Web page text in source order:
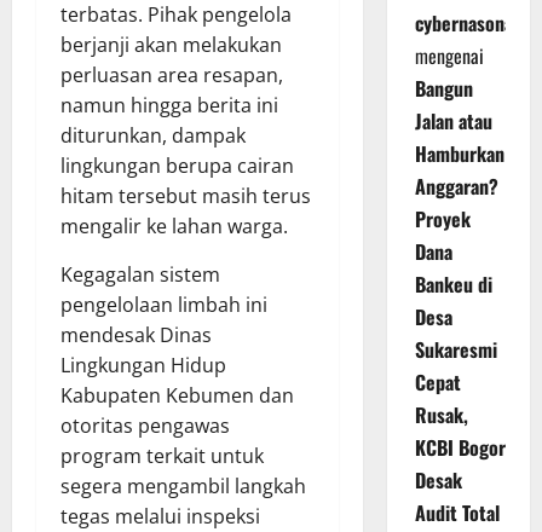
terbatas. Pihak pengelola
berjanji akan melakukan
perluasan area resapan,
namun hingga berita ini
diturunkan, dampak
lingkungan berupa cairan
hitam tersebut masih terus
mengalir ke lahan warga.
Kegagalan sistem
pengelolaan limbah ini
mendesak Dinas
Lingkungan Hidup
Kabupaten Kebumen dan
otoritas pengawas
program terkait untuk
segera mengambil langkah
tegas melalui inspeksi
cybernasonal
mengenai
Bangun
Jalan atau
Hamburkan
Anggaran?
Proyek
Dana
Bankeu di
Desa
Sukaresmi
Cepat
Rusak,
KCBI Bogor
Desak
Audit Total